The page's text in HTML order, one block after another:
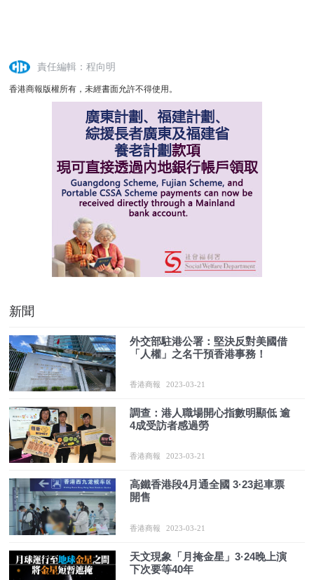
責任編輯：程向明
香港商報版權所有，未經書面允許不得使用。
新聞
外交部駐港公署：堅決反對美國借
「人權」之名干預香港事務！
香港商報 2023-03-21
調查：港人職場開心指數明顯低 逾
4成受訪者感過勞
香港商報 2023-03-21
高鐵香港段4月通全國 3·23起車票
開售
香港商報 2023-03-21
天文現象「月掩金星」3·24晚上演
下次要等40年